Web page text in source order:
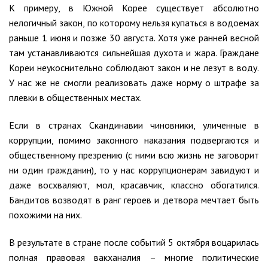
К примеру, в Южной Корее существует абсолютно
нелогичный закон, по которому нельзя купаться в водоемах
раньше 1 июня и позже 30 августа. Хотя уже ранней весной
там устанавливаются сильнейшая духота и жара. Граждане
Кореи неукоснительно соблюдают закон и не лезут в воду.
У нас же не смогли реализовать даже норму о штрафе за
плевки в общественных местах.
Если в странах Скандинавии чиновники, уличенные в
коррупции, помимо законного наказания подвергаются и
общественному презрению (с ними всю жизнь не заговорит
ни один гражданин), то у нас коррупционерам завидуют и
даже восхваляют, мол, красавчик, классно обогатился.
Бандитов возводят в ранг героев и детвора мечтает быть
похожими на них.
В результате в стране после событий 5 октября воцарилась
полная правовая вакханалия – многие политические